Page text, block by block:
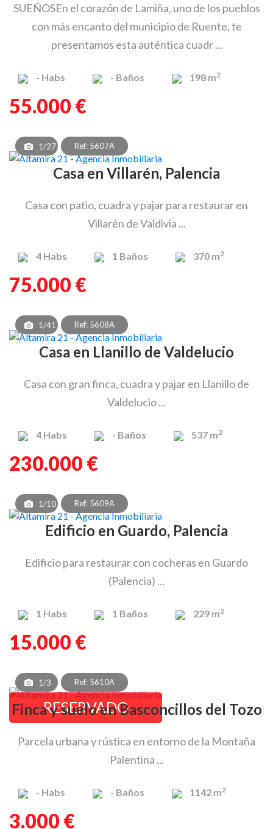
SUEÑOSEn el corazón de Lamiña, uno de los pueblos
con más encanto del municipio de Ruente, te
presentamos esta auténtica cuadr ...
- Habs - Baños 198 m2
55.000 €
1/27 Ref: 5607A
Casa en Villarén, Palencia
Casa con patio, cuadra y pajar para restaurar en
Villarén de Valdivia ...
4 Habs 1 Baños 370 m2
75.000 €
1/41 Ref: 5608A
Casa en Llanillo de Valdelucio
Casa con gran finca, cuadra y pajar en Llanillo de
Valdelucio ...
4 Habs - Baños 537 m2
230.000 €
1/10 Ref: 5609A
Edificio en Guardo, Palencia
Edificio para restaurar con cocheras en Guardo
(Palencia) ...
1 Habs 1 Baños 229 m2
15.000 €
1/3 Ref: 5610A
RESERVADO
Finca y suelo en Basconcillos del Tozo
Parcela urbana y rústica en entorno de la Montaña
Palentina ...
- Habs - Baños 1142 m2
3.000 €